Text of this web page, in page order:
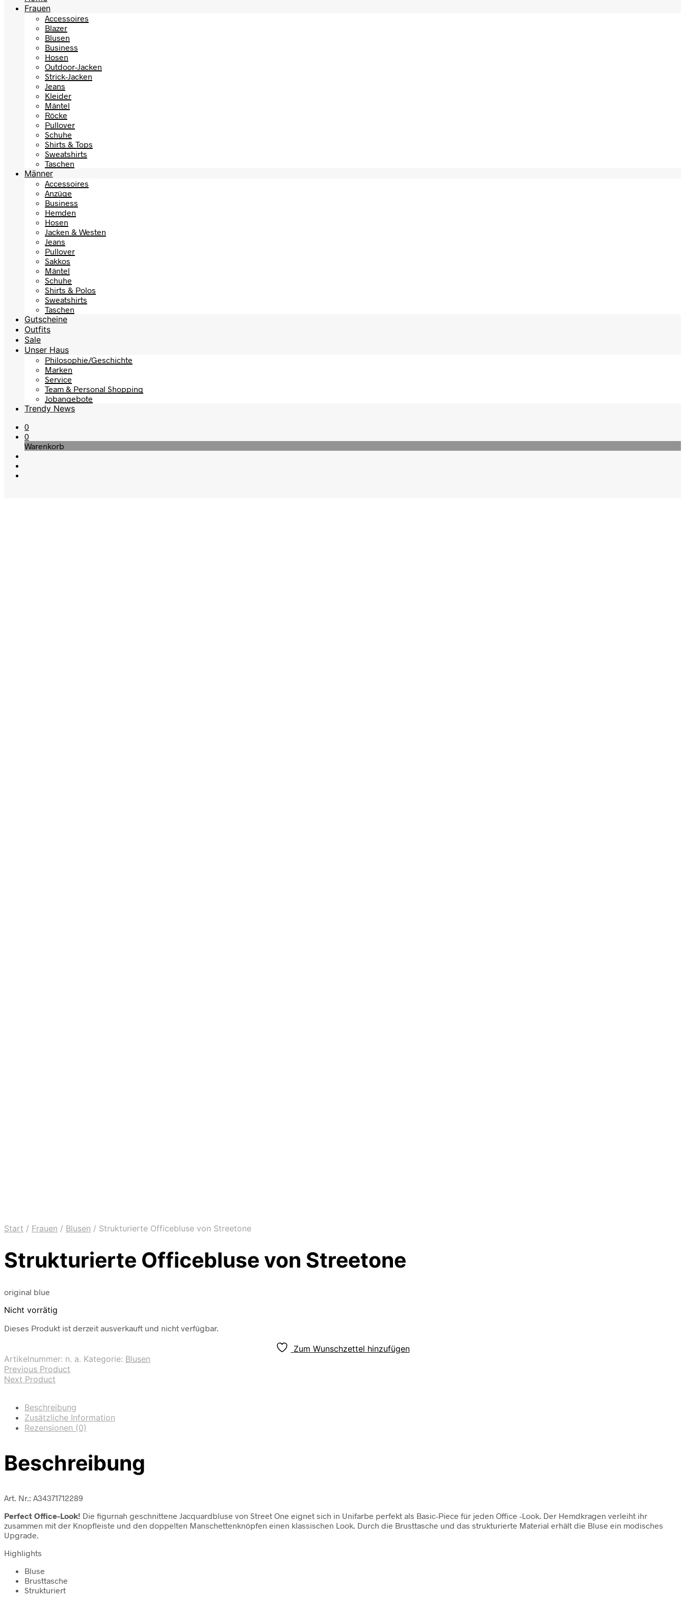
Frauen
Accessoires
Blazer
Blusen
Business
Hosen
Outdoor-Jacken
Strick-Jacken
Jeans
Kleider
Mäntel
Röcke
Pullover
Schuhe
Shirts & Tops
Sweatshirts
Taschen
Männer
Accessoires
Anzüge
Business
Hemden
Hosen
Jacken & Westen
Jeans
Pullover
Sakkos
Mäntel
Schuhe
Shirts & Polos
Sweatshirts
Taschen
Gutscheine
Outfits
Sale
Unser Haus
Philosophie/Geschichte
Marken
Service
Team & Personal Shopping
Jobangebote
Trendy News
0
0
Warenkorb
Start / Frauen / Blusen / Strukturierte Officebluse von Streetone
Strukturierte Officebluse von Streetone
original blue
Nicht vorrätig
Dieses Produkt ist derzeit ausverkauft und nicht verfügbar.
Zum Wunschzettel hinzufügen
Artikelnummer: n. a. Kategorie: Blusen
Previous Product
Next Product
Beschreibung
Zusätzliche Information
Rezensionen (0)
Beschreibung
Art. Nr.: A34371712289
Perfect Office-Look! Die figurnah geschnittene Jacquardbluse von Street One eignet sich in Unifarbe perfekt als Basic-Piece für jeden Office -Look. Der Hemdkragen verleiht ihr
zusammen mit der Knopfleiste und den doppelten Manschettenknöpfen einen klassischen Look. Durch die Brusttasche und das strukturierte Material erhält die Bluse ein modisches
Upgrade.
Highlights
Bluse
Brusttasche
Strukturiert